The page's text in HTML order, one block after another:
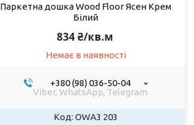
Паркетна дошка Wood Floor Ясен Крем
Білий
834 ₴/кв.м
Немає в наявності
+380 (98) 036-50-04
Viber, WhatsApp, Telegram
OWA3 203